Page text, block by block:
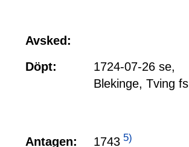
Avsked:
Döpt:
1724-07-26 se,
Blekinge, Tving fs
Antagen: 1743 5)